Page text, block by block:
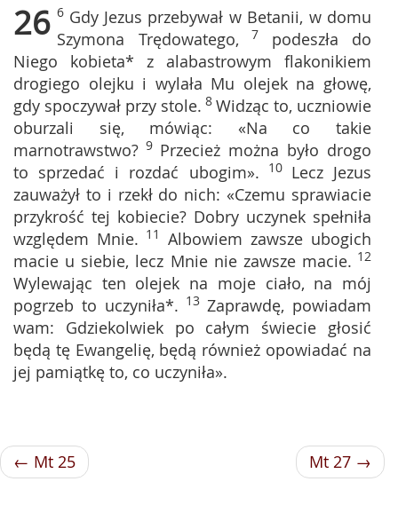
26 6 Gdy Jezus przebywał w Betanii, w domu
Szymona Trędowatego, 7 podeszła do
Niego kobieta* z alabastrowym flakonikiem
drogiego olejku i wylała Mu olejek na głowę,
gdy spoczywał przy stole. 8 Widząc to, uczniowie
oburzali się, mówiąc: «Na co takie
marnotrawstwo? 9 Przecież można było drogo
to sprzedać i rozdać ubogim». 10 Lecz Jezus
zauważył to i rzekł do nich: «Czemu sprawiacie
przykrość tej kobiecie? Dobry uczynek spełniła
względem Mnie. 11 Albowiem zawsze ubogich
macie u siebie, lecz Mnie nie zawsze macie. 12
Wylewając ten olejek na moje ciało, na mój
pogrzeb to uczyniła*. 13 Zaprawdę, powiadam
wam: Gdziekolwiek po całym świecie głosić
będą tę Ewangelię, będą również opowiadać na
jej pamiątkę to, co uczyniła».
← Mt 25 Mt 27 →